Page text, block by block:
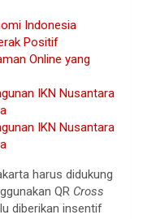
Indonesia
Positif
Online yang
IKN Nusantara
IKN Nusantara
harus didukung
QR Cross
diberikan insentif